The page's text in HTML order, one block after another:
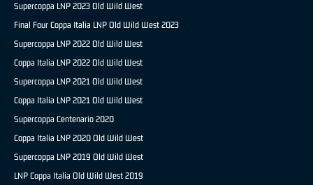
Supercoppa LNP 2023 Old Wild West
Final Four Coppa Italia LNP Old Wild West 2023
Supercoppa LNP 2022 Old Wild West
Coppa Italia LNP 2022 Old Wild West
Supercoppa LNP 2021 Old Wild West
Coppa Italia LNP 2021 Old Wild West
Supercoppa Centenario 2020
Coppa Italia LNP 2020 Old Wild West
Supercoppa LNP 2019 Old Wild West
LNP Coppa Italia Old Wild West 2019